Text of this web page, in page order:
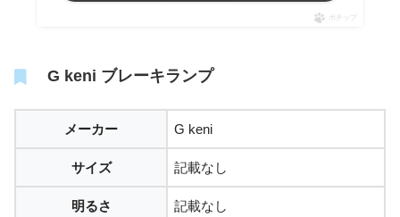
ポチップ
G keni ブレーキランプ
メーカー G keni
サイズ 記載なし
明るさ 記載なし